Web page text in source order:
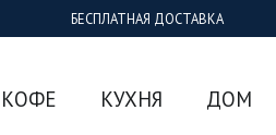
БЕСПЛАТНАЯ ДОСТАВКА
КОФЕ КУХНЯ ДОМ